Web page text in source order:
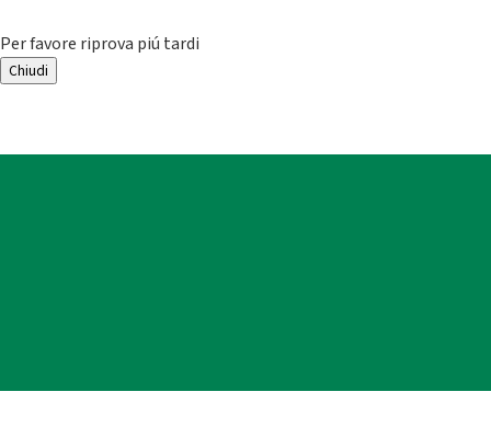
Per favore riprova piú tardi
Chiudi